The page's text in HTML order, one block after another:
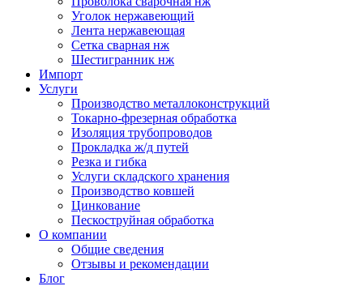
Уголок нержавеющий
Лента нержавеющая
Сетка сварная нж
Шестигранник нж
Импорт
Услуги
Производство металлоконструкций
Токарно-фрезерная обработка
Изоляция трубопроводов
Прокладка ж/д путей
Резка и гибка
Услуги складского хранения
Производство ковшей
Цинкование
Пескоструйная обработка
О компании
Общие сведения
Отзывы и рекомендации
Блог